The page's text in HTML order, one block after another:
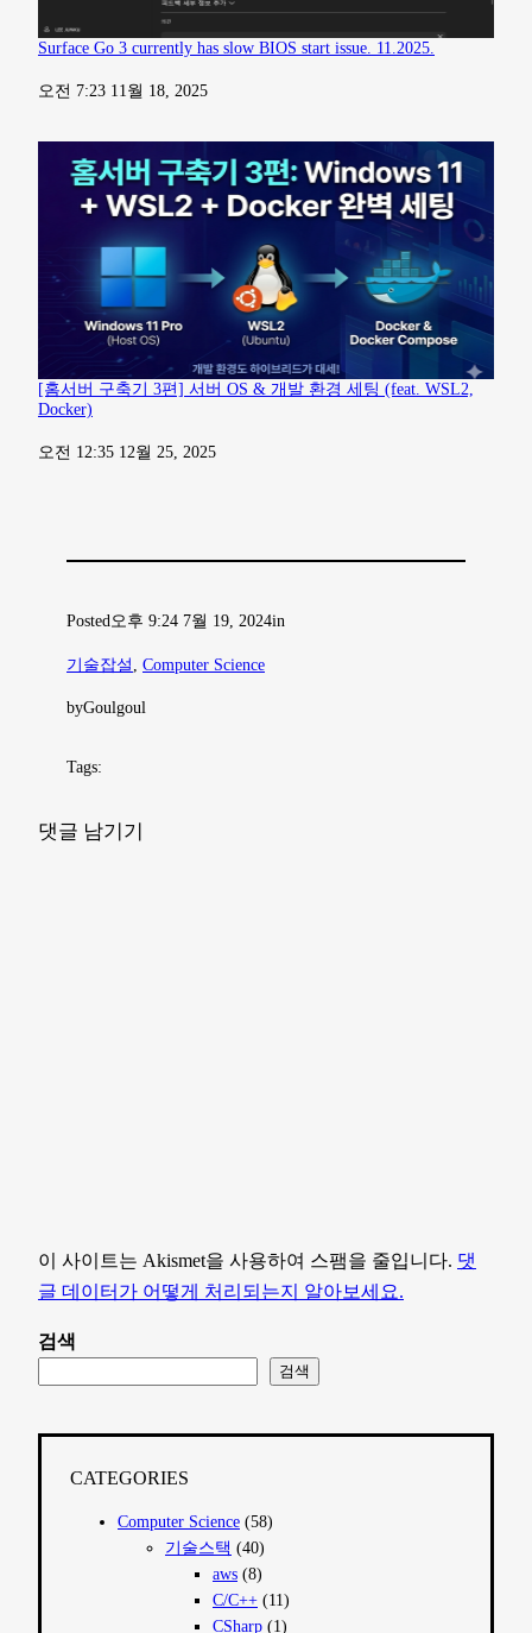
Surface Go 3 currently has slow BIOS start issue. 11.2025.
일자
오전 7:23 11월 18, 2025
[홈서버 구축기 3편] 서버 OS & 개발 환경 세팅 (feat. WSL2,
Docker)
일자
오전 12:35 12월 25, 2025
Posted오후 9:24 7월 19, 2024in
기술잡설 Computer Science
byGoulgoul
Tags:
댓글 남기기
이 사이트는 Akismet을 사용하여 스팸을 줄입니다. 댓
글 데이터가 어떻게 처리되는지 알아보세요.
검색
검색
CATEGORIES
Computer Science (58)
기술스택 (40)
aws (8)
C/C++ (11)
CSharp (1)